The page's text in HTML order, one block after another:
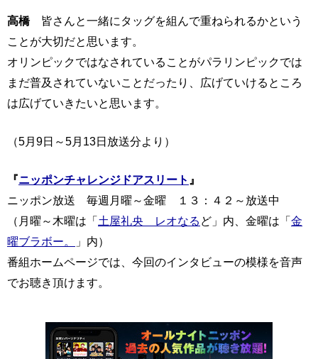
高橋皆さんと一緒にタッグを組んで重ねられるかという
ことが大切だと思います。
オリンピックではなされていることがパラリンピックでは
まだ普及されていないことだったり、広げていけるところ
は広げていきたいと思います。
（5月9日～5月13日放送分より）
『ニッポンチャレンジドアスリート 』
ニッポン放送 毎週月曜～金曜 １３：４２～放送中
（月曜～木曜は「土屋礼央 レオなる ど」内、金曜は「金
曜ブラボー。
」内）
番組ホームページでは、今回のインタビューの模様を音声
でお聴き頂けます。